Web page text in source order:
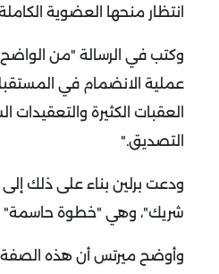
انتظار منحها العضوية
وكتب في الرسالة "من الواضح
عملية الانضمام في
العقبات الكثيرة والتعقيدات
التصديق".
ودعت برلين بناء على ذلك
شريك"، وهي "خطوة حاسمة"
وأوضح ميرتس أن هذه